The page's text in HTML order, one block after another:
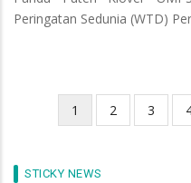
Peringatan Sedunia (WTD)
PaginationCurrent
page
1 Page
2 Page
3
STICKY NEWS